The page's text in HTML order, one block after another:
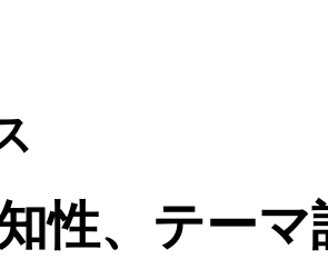
性、テー